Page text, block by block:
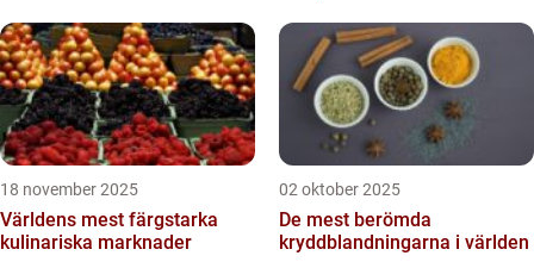
18 november 2025
Världens mest färgstarka
kulinariska marknader
02 oktober 2025
De mest berömda
kryddblandningarna i världen